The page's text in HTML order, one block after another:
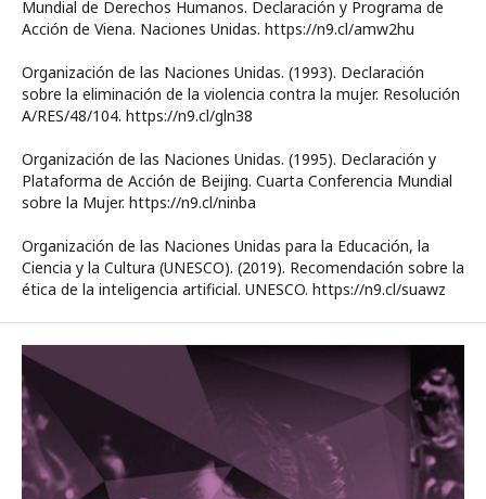
Mundial de Derechos Humanos. Declaración y Programa de
Acción de Viena. Naciones Unidas. https://n9.cl/amw2hu
Organización de las Naciones Unidas. (1993). Declaración
sobre la eliminación de la violencia contra la mujer. Resolución
A/RES/48/104. https://n9.cl/gln38
Organización de las Naciones Unidas. (1995). Declaración y
Plataforma de Acción de Beijing. Cuarta Conferencia Mundial
sobre la Mujer. https://n9.cl/ninba
Organización de las Naciones Unidas para la Educación, la
Ciencia y la Cultura (UNESCO). (2019). Recomendación sobre la
ética de la inteligencia artificial. UNESCO. https://n9.cl/suawz